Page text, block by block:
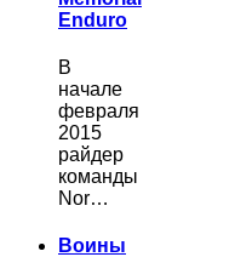
Enduro
В
начале
февраля
2015
райдер
команды
Nor…
Воины